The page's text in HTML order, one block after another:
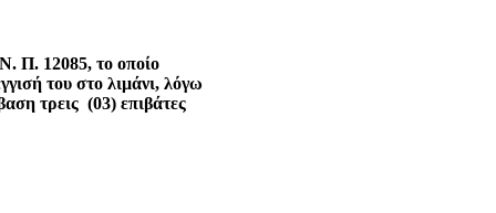
Ν. Π. 12085, το οποίο
του στο λιμάνι, λόγω
τρεις (03) επιβάτες